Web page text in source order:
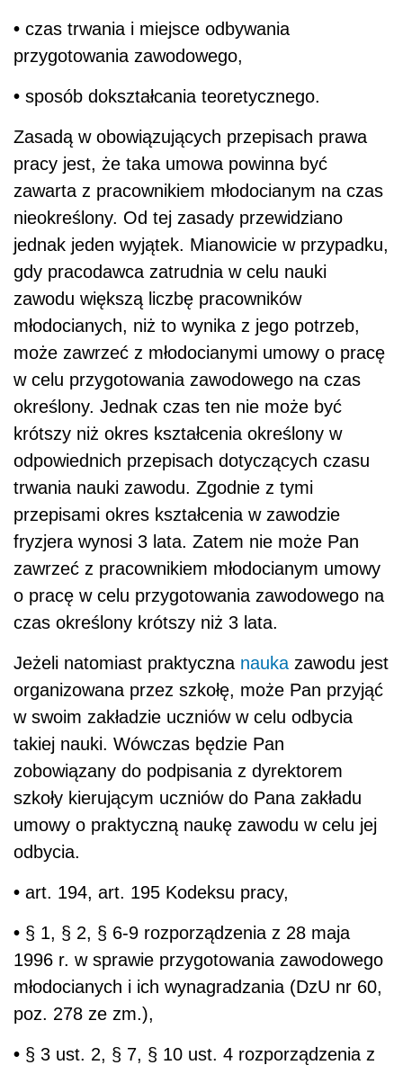
• czas trwania i miejsce odbywania
przygotowania zawodowego,
• sposób dokształcania teoretycznego.
Zasadą w obowiązujących przepisach prawa
pracy jest, że taka umowa powinna być
zawarta z pracownikiem młodocianym na czas
nieokreślony. Od tej zasady przewidziano
jednak jeden wyjątek. Mianowicie w przypadku,
gdy pracodawca zatrudnia w celu nauki
zawodu większą liczbę pracowników
młodocianych, niż to wynika z jego potrzeb,
może zawrzeć z młodocianymi umowy o pracę
w celu przygotowania zawodowego na czas
określony. Jednak czas ten nie może być
krótszy niż okres kształcenia określony w
odpowiednich przepisach dotyczących czasu
trwania nauki zawodu. Zgodnie z tymi
przepisami okres kształcenia w zawodzie
fryzjera wynosi 3 lata. Zatem nie może Pan
zawrzeć z pracownikiem młodocianym umowy
o pracę w celu przygotowania zawodowego na
czas określony krótszy niż 3 lata.
Jeżeli natomiast praktyczna naukazawodu jest
organizowana przez szkołę, może Pan przyjąć
w swoim zakładzie uczniów w celu odbycia
takiej nauki. Wówczas będzie Pan
zobowiązany do podpisania z dyrektorem
szkoły kierującym uczniów do Pana zakładu
umowy o praktyczną naukę zawodu w celu jej
odbycia.
• art. 194, art. 195 Kodeksu pracy,
• § 1, § 2, § 6-9 rozporządzenia z 28 maja
1996 r. w sprawie przygotowania zawodowego
młodocianych i ich wynagradzania (DzU nr 60,
poz. 278 ze zm.),
• § 3 ust. 2, § 7, § 10 ust. 4 rozporządzenia z